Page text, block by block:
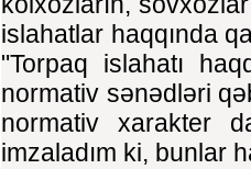
islahatlar haqqında
"Torpaq islahatı
normativ sənədləri
normativ xarakter
imzaladım ki, bunlar